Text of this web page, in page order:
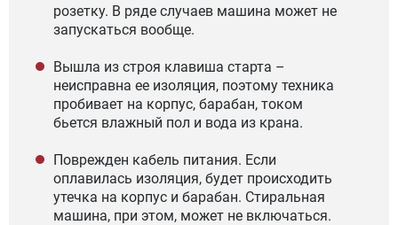
розетку. В ряде случаев машина может не
запускаться вообще.
Вышла из строя клавиша старта –
неисправна ее изоляция, поэтому техника
пробивает на корпус, барабан, током
бьется влажный пол и вода из крана.
Поврежден кабель питания. Если
оплавилась изоляция, будет происходить
утечка на корпус и барабан. Стиральная
машина, при этом, может не включаться.